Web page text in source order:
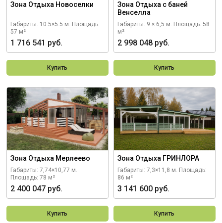
Зона Отдыха Новоселки
Габариты: 10.5×5.5 м. Площадь:
57 м²
1 716 541 руб.
Купить
Зона Отдыха с баней
Венселла
Габариты: 9 × 6,5 м. Площадь: 58
м²
2 998 048 руб.
Купить
Зона Отдыха Мерлеево
Габариты: 7,74×10,77 м.
Площадь: 78 м²
2 400 047 руб.
Купить
Зона Отдыха ГРИНЛОРА
Габариты: 7,3×11,8 м. Площадь:
86 м²
3 141 600 руб.
Купить